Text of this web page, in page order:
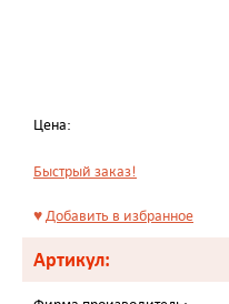
Цена:
Быстрый заказ!
♥Добавить в избранное
Артикул: